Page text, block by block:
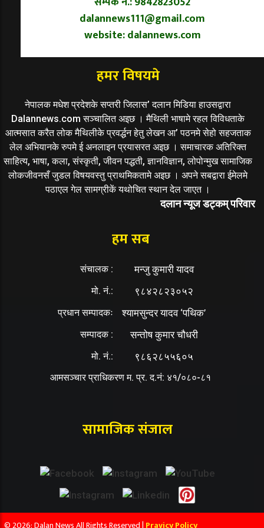
dalannews111@gmail.com
website: dalannews.com
हमर विषयमे
नेपालक मधेश प्रदेशके सप्तरी जिलास’ दलान मिडिया हाउसद्वारा
Dalannews.com सञ्चालित अइछ । मैथिली भाषामे रहल विविधताके
आत्मसात करैत लोक मैथिलीके प्रवर्द्धन हेतु लेखन आ’ पठनमे सेहो सहजताक
लेल अभियानके रुपमे ई अनलाइन प्रयासरत अइछ । समाचारक अतिरिक्त
साहित्य, भाषा, कला, संस्कृती, जीवन पद्धती, ज्ञानविज्ञान, लोपोन्मुख सामाजिक
लोकजीवनसँ जुडल विषयवस्तु प्राथमिकतामे अइछ । अपने सबद्वारा ईमेलमे
पठाएल गेल सामग्रीकें यथोचित स्थान देल जाएत ।
दलान न्यूज डट्कम् परिवार
हम सब
संचालक : मन्जु कुमारी यादव
मो. नं.: ९८४२८२३०५२
प्रधान सम्पादकः श्यामसुन्दर यादव ‘पथिक’
सम्पादक : सन्तोष कुमार चौधरी
मो. नं.: ९८६२८५५६०५
आमसञ्चार प्राधिकरण म. प्र. द.नं: ४१/०८०-८१
सामाजिक संजाल